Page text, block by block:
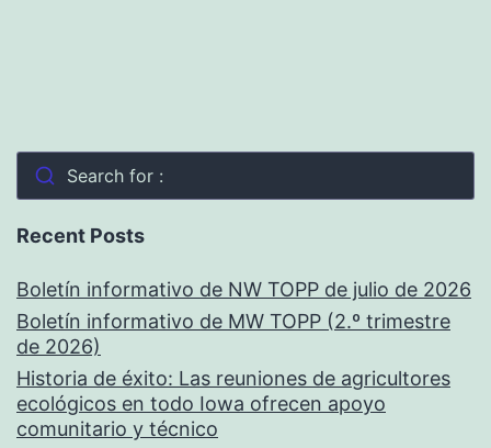
Search for :
Recent Posts
Boletín informativo de NW TOPP de julio de 2026
Boletín informativo de MW TOPP (2.º trimestre
de 2026)
Historia de éxito: Las reuniones de agricultores
ecológicos en todo Iowa ofrecen apoyo
comunitario y técnico